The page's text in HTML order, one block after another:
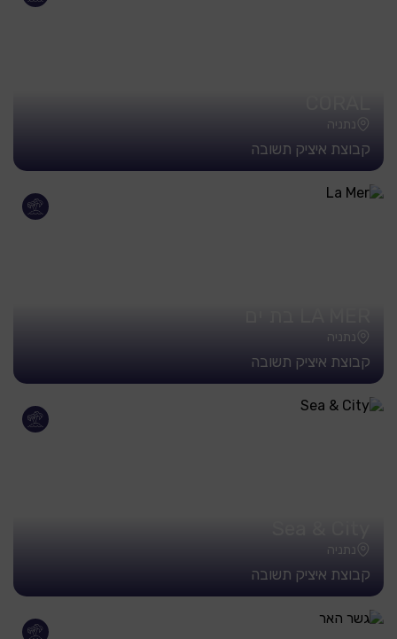
נתניה
קבוצת איציק תשובה
נתניה
קבוצת איציק תשובה
נתניה
קבוצת איציק תשובה